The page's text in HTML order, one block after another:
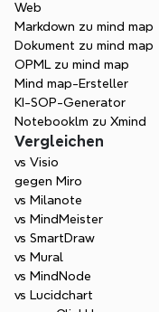
Beginnen
entfachen
Web
Markdown zu mind map
Dokument zu mind map
OPML zu mind map
Mind map-Ersteller
KI-SOP-Generator
Notebooklm zu Xmind
Vergleichen
vs Visio
gegen Miro
vs Milanote
vs MindMeister
vs SmartDraw
vs Mural
vs MindNode
vs Lucidchart